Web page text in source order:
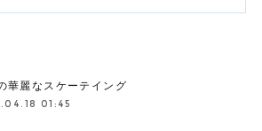
華麗なスケーテイング
01:45